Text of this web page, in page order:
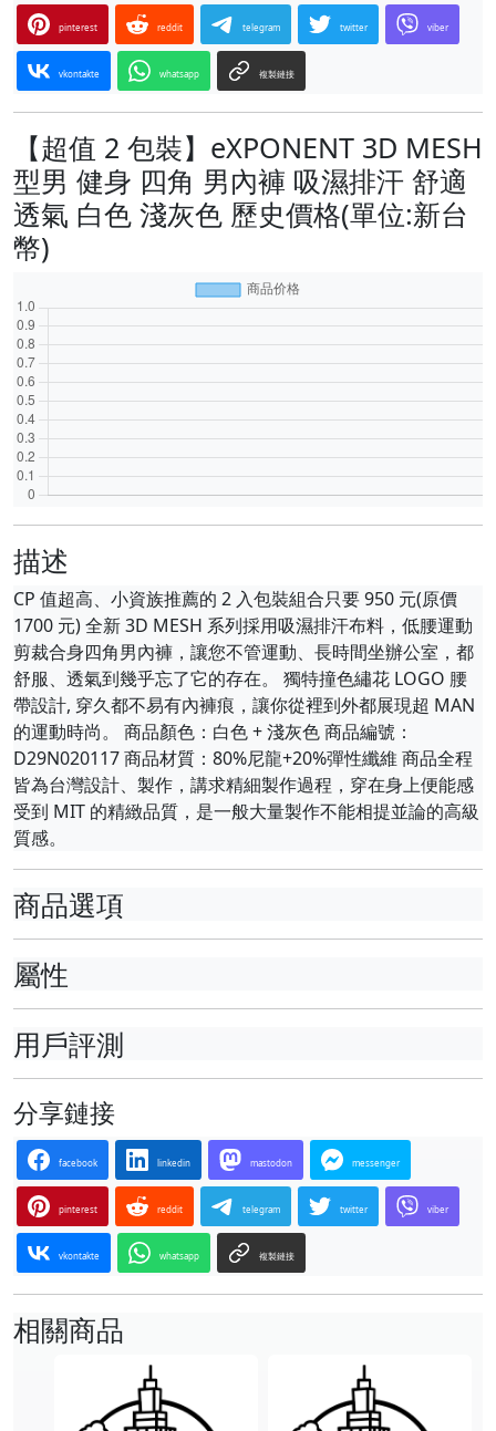
pinterest reddit telegram twitter viber
vkontakte whatsapp 複製鏈接
【超值 2 包裝】eXPONENT 3D MESH
型男 健身 四角 男內褲 吸濕排汗 舒適
透氣 白色 淺灰色 歷史價格(單位:新台
幣)
描述
CP 值超高、小資族推薦的 2 入包裝組合只要 950 元(原價
1700 元) 全新 3D MESH 系列採用吸濕排汗布料，低腰運動
剪裁合身四角男內褲，讓您不管運動、長時間坐辦公室，都
舒服、透氣到幾乎忘了它的存在。 獨特撞色繡花 LOGO 腰
帶設計, 穿久都不易有內褲痕，讓你從裡到外都展現超 MAN
的運動時尚。 商品顏色：白色 + 淺灰色 商品編號：
D29N020117 商品材質：80%尼龍+20%彈性纖維 商品全程
皆為台灣設計、製作，講求精細製作過程，穿在身上便能感
受到 MIT 的精緻品質，是一般大量製作不能相提並論的高級
質感。
商品選項
屬性
用戶評測
分享鏈接
facebook linkedin mastodon messenger
pinterest reddit telegram twitter viber
vkontakte whatsapp 複製鏈接
相關商品